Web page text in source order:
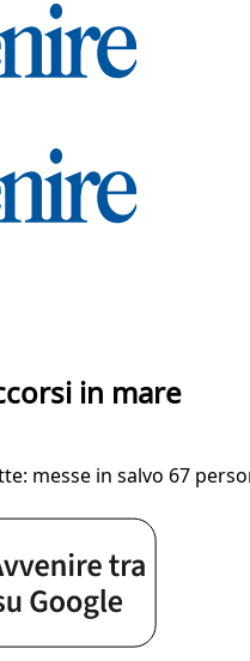
in mare
messe in salvo 67